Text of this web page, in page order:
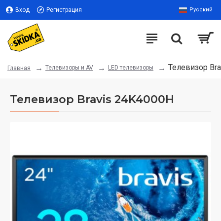
Вход Регистрация Русский
Главная Телевизоры и AV LED телевизоры Телевизор
Телевизор Bravis 24K4000H